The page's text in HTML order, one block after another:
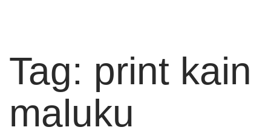
Tag: print kain
maluku